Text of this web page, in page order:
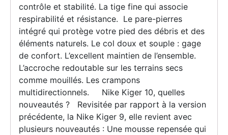
contrôle et stabilité. La tige fine qui associe
respirabilité et résistance. Le pare-pierres
intégré qui protège votre pied des débris et des
éléments naturels. Le col doux et souple : gage
de confort. L’excellent maintien de l’ensemble.
L’accroche redoutable sur les terrains secs
comme mouillés. Les crampons
multidirectionnels. Nike Kiger 10, quelles
nouveautés ? Revisitée par rapport à la version
précédente, la Nike Kiger 9, elle revient avec
plusieurs nouveautés : Une mousse repensée qui